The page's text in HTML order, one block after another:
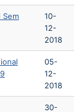
Sem
10-
12-
2018
05-
12-
2018
30-